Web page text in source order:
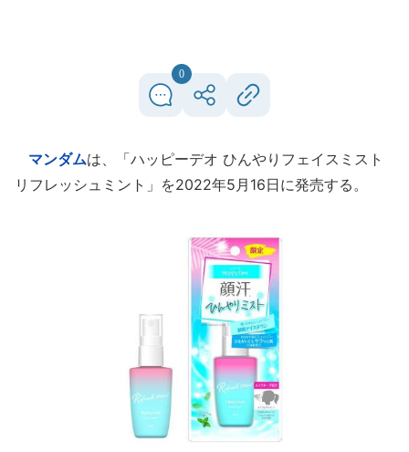
0
マンダムは、「ハッピーデオ ひんやりフェイスミスト
リフレッシュミント」を2022年5月16日に発売する。